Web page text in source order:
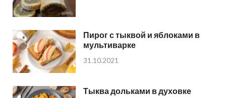
Пирог с тыквой и яблоками в
мультиварке
31.10.2021
Тыква дольками в духовке